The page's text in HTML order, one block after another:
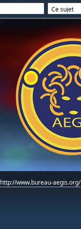
http://www.bureau-aegis.org/